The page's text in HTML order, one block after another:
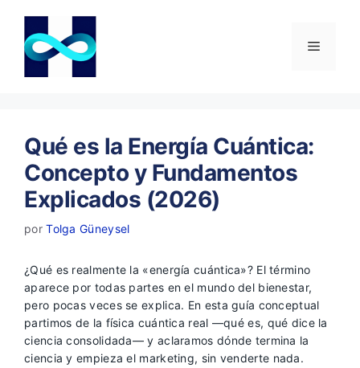
contenido
Menú
Qué es la Energía Cuántica:
Concepto y Fundamentos
Explicados (2026)
porTolga Güneysel
¿Qué es realmente la «energía cuántica»? El término
aparece por todas partes en el mundo del bienestar,
pero pocas veces se explica. En esta guía conceptual
partimos de la física cuántica real —qué es, qué dice la
ciencia consolidada— y aclaramos dónde termina la
ciencia y empieza el marketing, sin venderte nada.